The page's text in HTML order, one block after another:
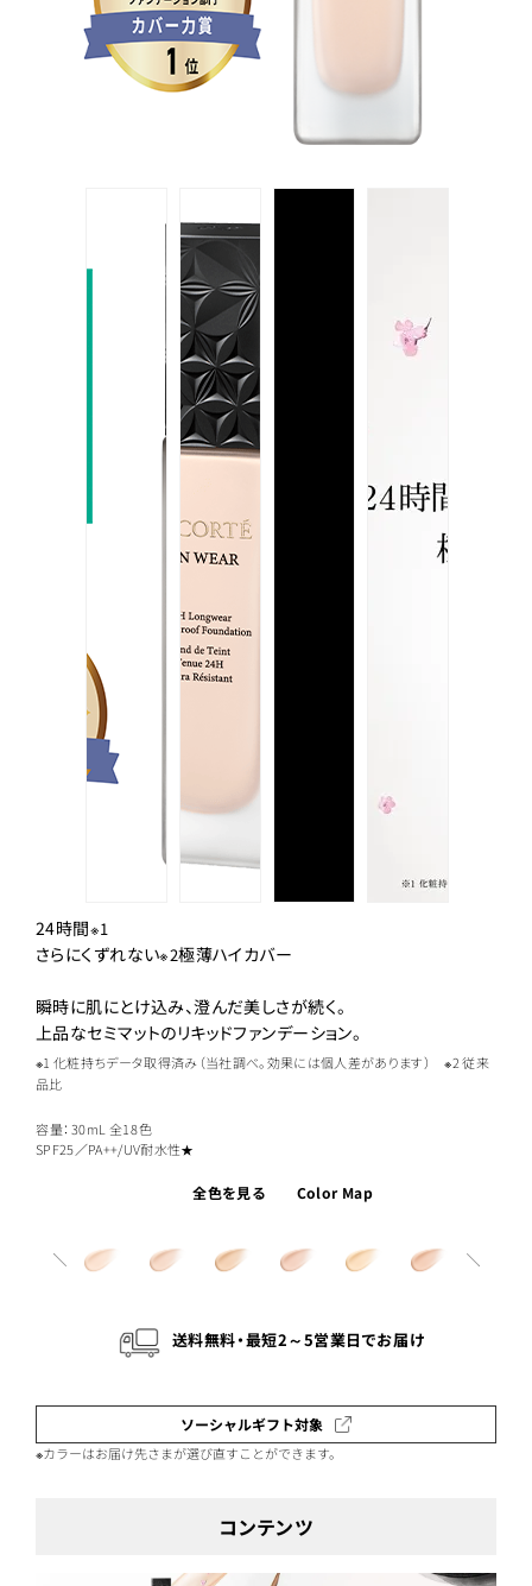
24時間※1
さらにくずれない※2極薄ハイカバー
瞬時に肌にとけ込み、澄んだ美しさが続く。
上品なセミマットのリキッドファンデーション。
※1 化粧持ちデータ取得済み（当社調べ。効果には個人差があります） ※2 従来
品比
容量：30mL 全18色
SPF25／PA++/UV耐水性★
全色を見る Color Map
送料無料・最短2～5営業日でお届け
ソーシャルギフト対象
※カラーはお届け先さまが選び直すことができます。
コンテンツ